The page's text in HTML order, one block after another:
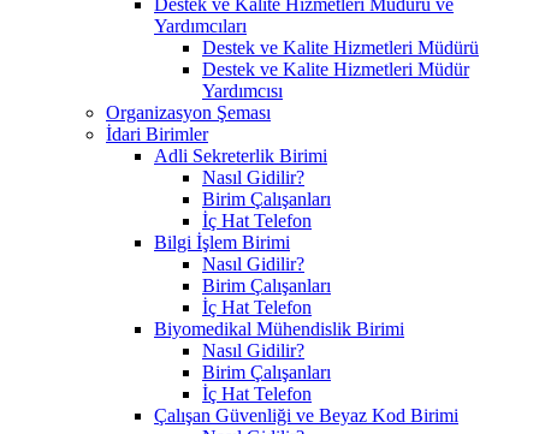
Yardımcıları
Destek ve Kalite Hizmetleri Müdürü
Destek ve Kalite Hizmetleri Müdür
Yardımcısı
Organizasyon Şeması
İdari Birimler
Adli Sekreterlik Birimi
Nasıl Gidilir?
Birim Çalışanları
İç Hat Telefon
Bilgi İşlem Birimi
Nasıl Gidilir?
Birim Çalışanları
İç Hat Telefon
Biyomedikal Mühendislik Birimi
Nasıl Gidilir?
Birim Çalışanları
İç Hat Telefon
Çalışan Güvenliği ve Beyaz Kod Birimi